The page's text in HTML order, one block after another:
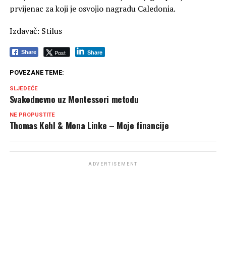
prvijenac za koji je osvojio nagradu Caledonia.
Izdavač: Stilus
Share Post Share
POVEZANE TEME:
SLJEDEĆE
Svakodnevno uz Montessori metodu
NE PROPUSTITE
Thomas Kehl & Mona Linke – Moje financije
ADVERTISEMENT